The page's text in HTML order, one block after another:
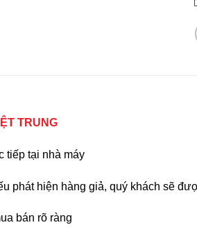
TRUNG
tiếp tại nhà máy
phát hiện hàng giả, quý khách sẽ
bán rõ ràng